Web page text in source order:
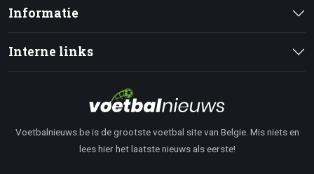
Informatie
Interne links
Voetbalnieuws.be is de grootste voetbal site van Belgie. Mis niets en
lees hier het laatste nieuws als eerste!